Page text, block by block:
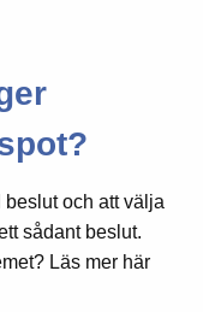
och att välja
sådant beslut.
Läs mer här